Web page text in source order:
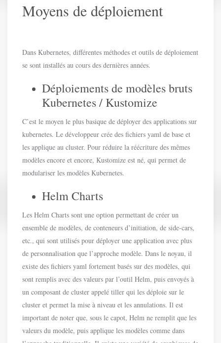
Moyens de déploiement
Dans Kubernetes, différentes méthodes et outils de déploiement
se sont installés au cours des dernières années.
Déploiements de modèles bruts
Kubernetes / Kustomize
C’est le moyen le plus basique de déployer des applications sur
kubernetes. Le développeur crée des fichiers yaml de base et
les applique au cluster. Pour réduire la réécriture des mêmes
modèles encore et encore, Kustomize est né, qui permet de
modulariser les modèles Kubernetes.
Helm Charts
Les Helm Charts sont une option permettant de créer un
ensemble de modèles, de conteneurs d’initiation, de side-cars,
etc., qui sont utilisés pour déployer une application avec plus
de personnalisation que l’approche modèle. Dans le noyau, il
existe des fichiers yaml fortement basés sur des modèles, qui
sont remplis avec des valeurs par l’outil Helm, puis envoyés à
un composant de cluster appelé tiller qui les déploie sur le
cluster et permet la mise à niveau et les annulations. Il est
important de noter que, sous le capot, Helm ne remplit que les
valeurs du modèle, puis applique les modèles comme dans